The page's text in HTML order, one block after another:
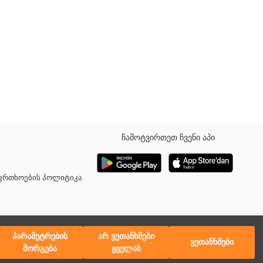
პარამეტრების
მორგება
არ ვეთანხმები
ყველას
ვეთანხმები
შერჩევის მეთოდით. პროდუქტი არ შეიცავს ადვილად
კომფორტული და ელეგანტური დიზაინით, უზრუნველყოფს
პოლიტიკა
ჩამოტვირთეთ ჩვენი აპი